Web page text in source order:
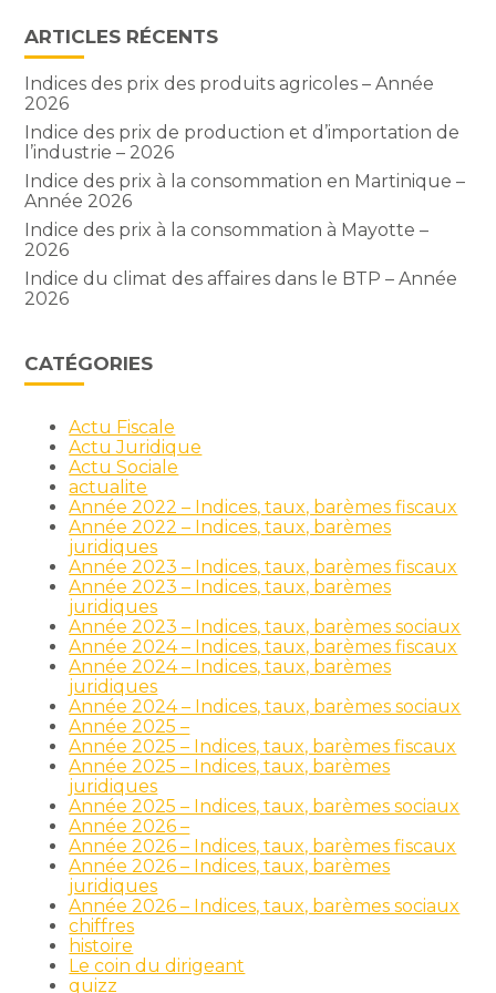
ARTICLES RÉCENTS
Indices des prix des produits agricoles – Année
2026
Indice des prix de production et d’importation de
l’industrie – 2026
Indice des prix à la consommation en Martinique –
Année 2026
Indice des prix à la consommation à Mayotte –
2026
Indice du climat des affaires dans le BTP – Année
2026
CATÉGORIES
Actu Fiscale
Actu Juridique
Actu Sociale
actualite
Année 2022 – Indices, taux, barèmes fiscaux
Année 2022 – Indices, taux, barèmes
juridiques
Année 2023 – Indices, taux, barèmes fiscaux
Année 2023 – Indices, taux, barèmes
juridiques
Année 2023 – Indices, taux, barèmes sociaux
Année 2024 – Indices, taux, barèmes fiscaux
Année 2024 – Indices, taux, barèmes
juridiques
Année 2024 – Indices, taux, barèmes sociaux
Année 2025 –
Année 2025 – Indices, taux, barèmes fiscaux
Année 2025 – Indices, taux, barèmes
juridiques
Année 2025 – Indices, taux, barèmes sociaux
Année 2026 –
Année 2026 – Indices, taux, barèmes fiscaux
Année 2026 – Indices, taux, barèmes
juridiques
Année 2026 – Indices, taux, barèmes sociaux
chiffres
histoire
Le coin du dirigeant
quizz